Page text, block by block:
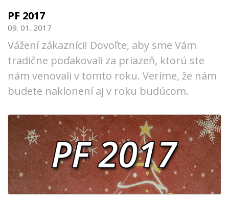
PF 2017
09. 01. 2017
Vážení zákazníci! Dovoľte, aby sme Vám
tradične poďakovali za priazeň, ktorú ste
nám venovali v tomto roku. Veríme, že nám
budete naklonení aj v roku budúcom.